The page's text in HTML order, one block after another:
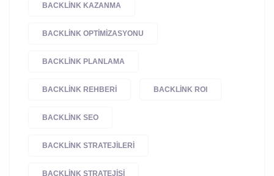
BACKLINK KAZANMA
BACKLINK OPTIMIZASYONU
BACKLINK PLANLAMA
BACKLINK REHBERI BACKLINK ROI
BACKLINK SEO
BACKLINK STRATEJILERI
BACKLINK STRATEJISI